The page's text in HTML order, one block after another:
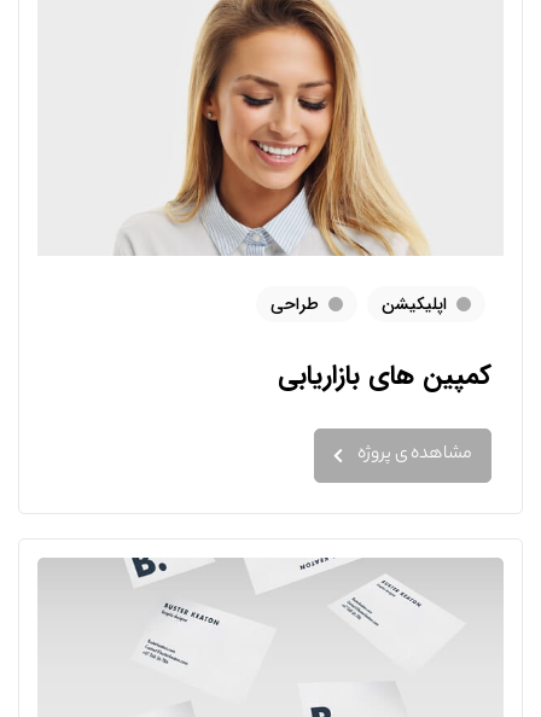
اپلیکیشن طراحی
کمپین های بازاریابی
مشاهده ی پروژه